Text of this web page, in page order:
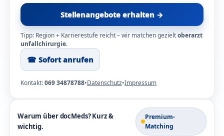
Stellenangebote erhalten →
Tipp: Region + Karrierestufe reicht – wir matchen gezieltoberarzt
unfallchirurgie.
☎︎ Sofort anrufen
Kontakt:069 34878788•Datenschutz•Impressum
Warum über docMeds? Kurz &
wichtig.
Premium-
Matching